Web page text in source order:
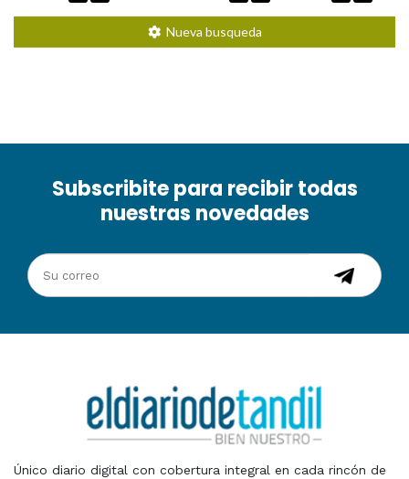
Nueva busqueda
Subscribite para recibir todas
nuestras novedades
Único diario digital con cobertura integral en cada rincón de